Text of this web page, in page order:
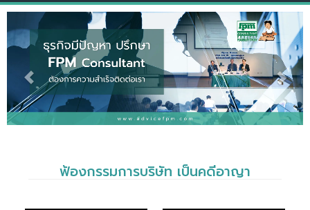
ฟ้องกรรมการบริษัท เป็นคดีอาญา